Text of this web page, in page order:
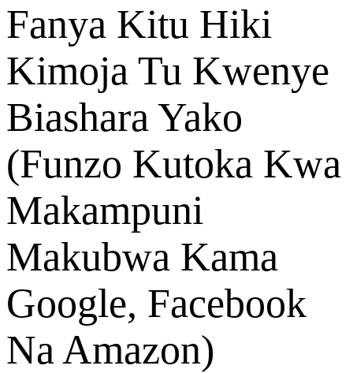
Fanya Kitu Hiki
Kimoja Tu Kwenye
Biashara Yako
(Funzo Kutoka Kwa
Makampuni
Makubwa Kama
Google, Facebook
Na Amazon)